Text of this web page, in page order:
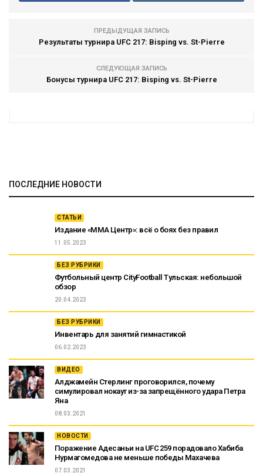
ПРЕДЫДУЩАЯ ЗАПИСЬ
Результаты турнира UFC 217: Bisping vs. St-Pierre
СЛЕДУЮЩАЯ ЗАПИСЬ
Бонусы турнира UFC 217: Bisping vs. St-Pierre
ПОСЛЕДНИЕ НОВОСТИ
СТАТЬИ
Издание «ММА Центр»: всё о боях без правил
11.05.2023
БЕЗ РУБРИКИ
Футбольный центр CityFootball Тульская: небольшой
обзор
20.04.2023
БЕЗ РУБРИКИ
Инвентарь для занятий гимнастикой
06.02.2023
ВИДЕО
Алджамейн Стерлинг проговорился, почему
симулировал нокаут из-за запрещённого удара Петра
Яна
08.03.2021
НОВОСТИ
Поражение Адесаньи на UFC 259 порадовало Хабиба
Нурмагомедова не меньше победы Махачева
07.03.2021